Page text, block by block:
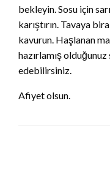
bekleyin. Sosu için
karıştırın. Tavaya
kavurun. Haşlanan
hazırlamış
edebilirsiniz.
Afiyet olsun.